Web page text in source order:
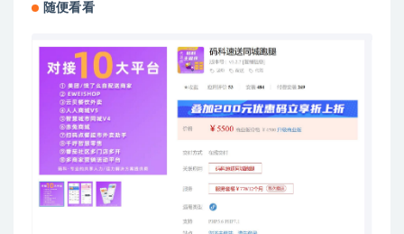
随便看看